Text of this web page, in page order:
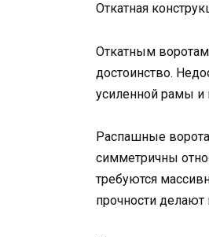
Откатная
Откатным
достоинство.
усиленной рамы и
Распашные
симметричны
требуются
прочности